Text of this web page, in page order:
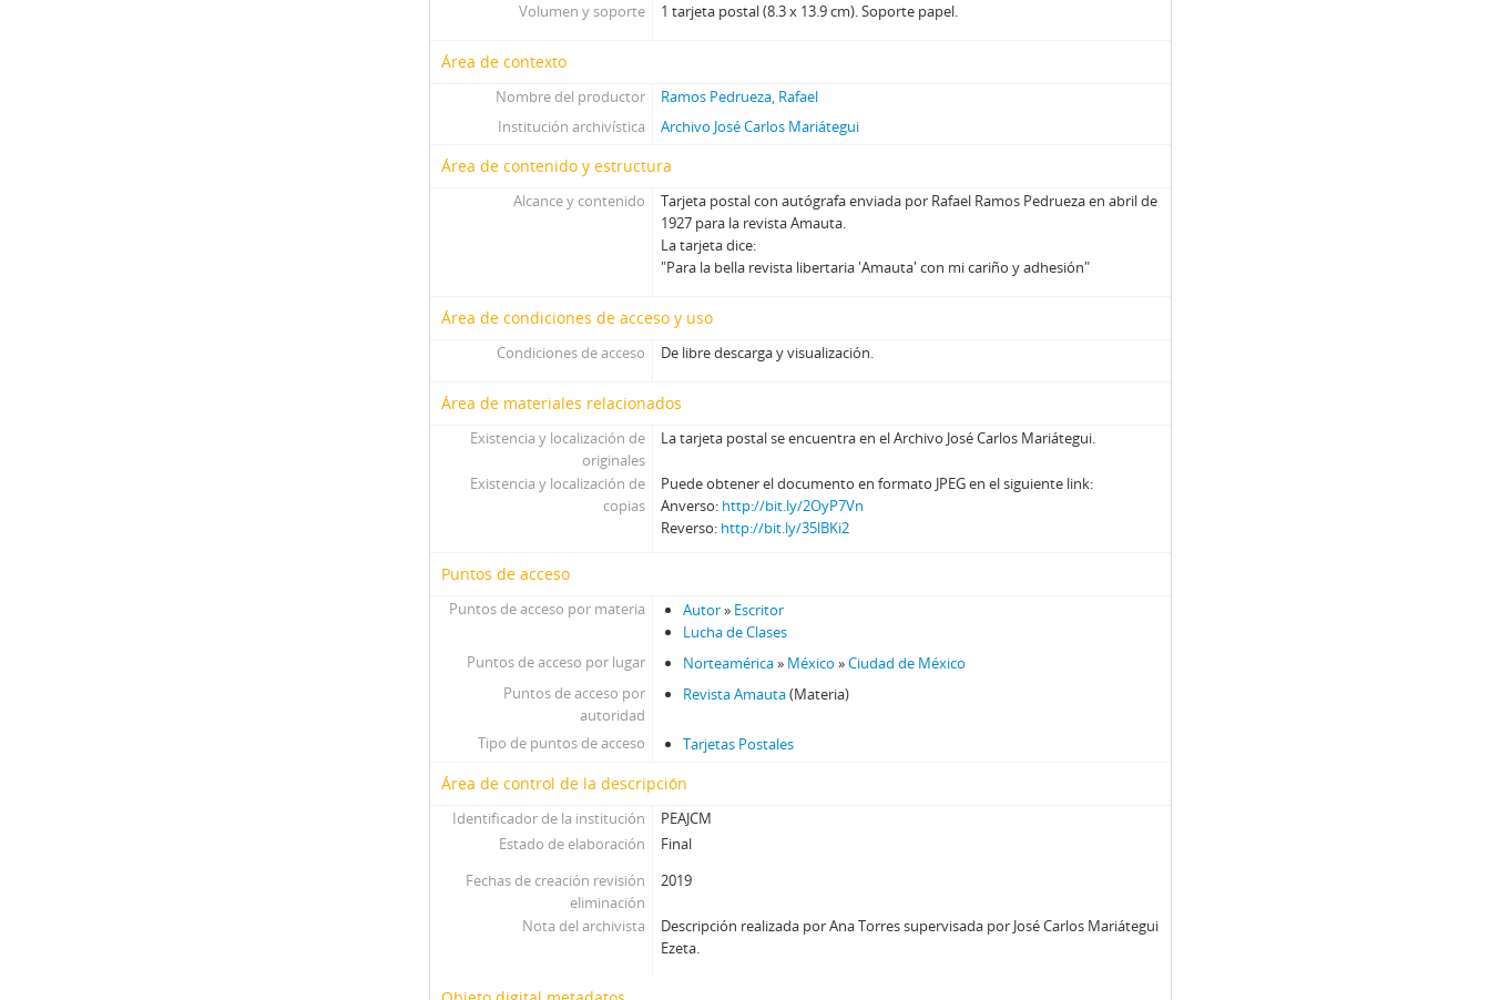
Volumen y soporte
1 tarjeta postal (8.3 x 13.9 cm). Soporte papel.
Área de contexto
Nombre del productor
Ramos Pedrueza, Rafael
Institución archivística
Archivo José Carlos Mariátegui
Área de contenido y estructura
Alcance y contenido
Tarjeta postal con autógrafa enviada por Rafael Ramos Pedrueza en abril de
1927 para la revista Amauta.
La tarjeta dice:
"Para la bella revista libertaria 'Amauta' con mi cariño y adhesión"
Área de condiciones de acceso y uso
Condiciones de acceso De libre descarga y visualización.
Área de materiales relacionados
Existencia y localización de
originales
La tarjeta postal se encuentra en el Archivo José Carlos Mariátegui.
Existencia y localización de
copias
Puede obtener el documento en formato JPEG en el siguiente link:
Anverso: http://bit.ly/2OyP7Vn
Reverso: http://bit.ly/35lBKi2
Puntos de acceso
Puntos de acceso por materia Autor» Escritor
Lucha de Clases
Puntos de acceso por lugar
Norteamérica» México »Ciudad de México
Puntos de acceso por
autoridad
Revista Amauta(Materia)
Tipo de puntos de acceso Tarjetas Postales
Área de control de la descripción
Identificador de la institución
PEAJCM
Estado de elaboración
Final
Fechas de creación revisión
eliminación
2019
Nota del archivista
Descripción realizada por Ana Torres supervisada por José Carlos Mariátegui
Ezeta.